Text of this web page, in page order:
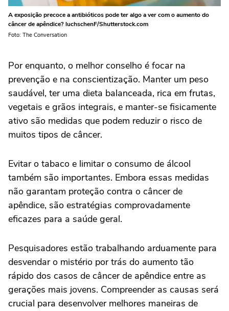
A exposição precoce a antibióticos pode ter algo a ver com o aumento do
câncer de apêndice? luchschenF/Shutterstock.com
Foto: The Conversation
Por enquanto, o melhor conselho é focar na
prevenção e na conscientização. Manter um peso
saudável, ter uma dieta balanceada, rica em frutas,
vegetais e grãos integrais, e manter-se fisicamente
ativo são medidas que podem reduzir o risco de
muitos tipos de câncer.
Evitar o tabaco e limitar o consumo de álcool
também são importantes. Embora essas medidas
não garantam proteção contra o câncer de
apêndice, são estratégias comprovadamente
eficazes para a saúde geral.
Pesquisadores estão trabalhando arduamente para
desvendar o mistério por trás do aumento tão
rápido dos casos de câncer de apêndice entre as
gerações mais jovens. Compreender as causas será
crucial para desenvolver melhores maneiras de